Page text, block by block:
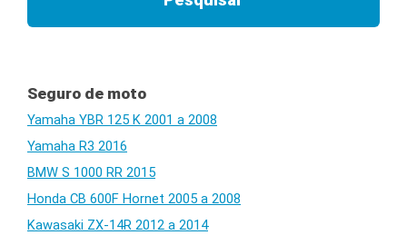
Seguro de moto
Yamaha YBR 125 K 2001 a 2008
Yamaha R3 2016
BMW S 1000 RR 2015
Honda CB 600F Hornet 2005 a 2008
Kawasaki ZX-14R 2012 a 2014